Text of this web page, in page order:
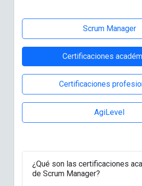
Scrum Manager
Certificaciones
Certificaciones
AgiLevel
¿Qué son las certificaciones
de Scrum Manager?